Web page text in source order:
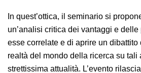
In quest’ottica, il seminario si
un’analisi critica dei vantaggi e
esse correlate e di aprire un